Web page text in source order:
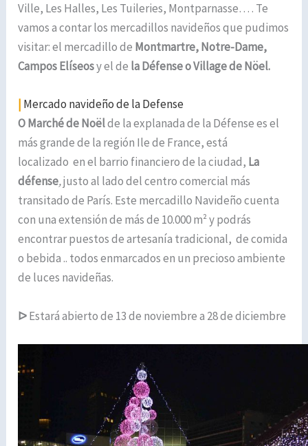
Ville, Les Halles, Les Tuileries, Montparnasse… . Te
vamos a contar los mercadillos navideños que pudimos
visitar: el mercadillo de Montmartre, Notre-Dame,
Campos Elíseosy el de la Défense o Village de Nöel.
| Mercado navideño de la Defense
OMarché de Noëlde la explanada de la Défense es el
más grande de la región Ile de France, está
localizado en el barrio financiero de la ciudad, La
défense,justo al lado del centro comercial más
transitado de París. Este mercadillo Navideño cuenta
con una extensión de más de 10.000 m² y podrás
encontrar puestos de artesanía tradicional, de comida
o bebida .. todos enmarcados en un precioso ambiente
de luces navideñas.
ᐅEstará abierto de 13 de noviembre a 28 de diciembre